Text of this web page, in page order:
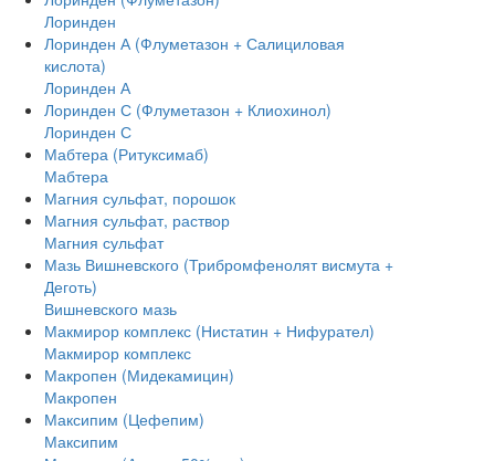
Лоринден
Лоринден А (Флуметазон + Салициловая
кислота)
Лоринден А
Лоринден С (Флуметазон + Клиохинол)
Лоринден С
Мабтера (Ритуксимаб)
Мабтера
Магния сульфат, порошок
Магния сульфат, раствор
Магния сульфат
Мазь Вишневского (Трибромфенолят висмута +
Деготь)
Вишневского мазь
Макмирор комплекс (Нистатин + Нифурател)
Макмирор комплекс
Макропен (Мидекамицин)
Макропен
Максипим (Цефепим)
Максипим